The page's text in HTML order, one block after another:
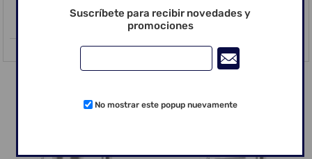
Suscríbete para recibir novedades y
promociones
No mostrar este popup nuevamente